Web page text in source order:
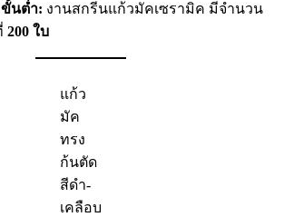
นต่ำ: งานสกรีนแก้วมัคเซรามิค มีจำนวน
200 ใบ
แก้ว
มัค
ทรง
ก้นตัด
สีดำ-
เคลือบ